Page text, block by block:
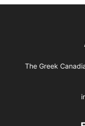
The Greek